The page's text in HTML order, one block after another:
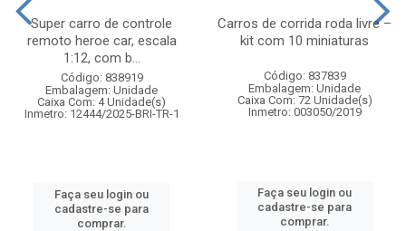
Super carro de controle
remoto heroe car, escala
1:12, com b...
Código: 838919
Embalagem: Unidade
Caixa Com: 4 Unidade(s)
Inmetro: 12444/2025-BRI-TR-1
Faça seu login ou
cadastre-se para
comprar.
Carros de corrida roda livre –
kit com 10 miniaturas
Código: 837839
Embalagem: Unidade
Caixa Com: 72 Unidade(s)
Inmetro: 003050/2019
Faça seu login ou
cadastre-se para
comprar.